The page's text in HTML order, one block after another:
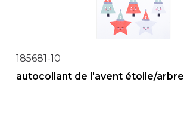
185681-10
autocollant de l'avent étoile/arbre